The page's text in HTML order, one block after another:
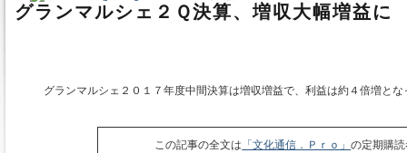
グランマルシェ２Ｑ決算、増収大幅増益に
グランマルシェ２０１７年度中間決算は増収増益で、利益は約４倍増と
この記事の全文は 「文化通信．Ｐｒｏ」の定期購